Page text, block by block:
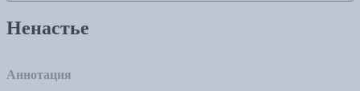
Ненастье
Аннотация